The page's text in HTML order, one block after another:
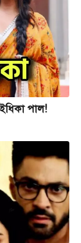
পাল!